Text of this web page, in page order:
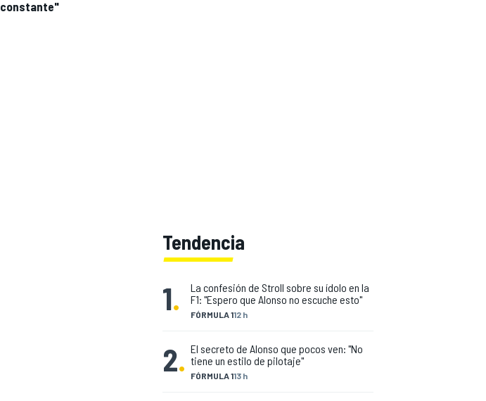
constante"
Tendencia
1. FÓRMULA 112 h
La confesión de Stroll sobre su ídolo en la
F1: "Espero que Alonso no escuche esto"
2. FÓRMULA 113 h
El secreto de Alonso que pocos ven: "No
tiene un estilo de pilotaje"